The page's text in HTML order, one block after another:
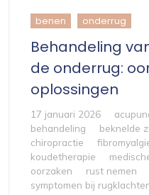
benen onderrug
Behandeling
de onderrug:
oplossingen
17 januari 2026
behandeling
beknelde
chiropractie
koudetherapie
oorzaken
rust nemen
symptomen bij